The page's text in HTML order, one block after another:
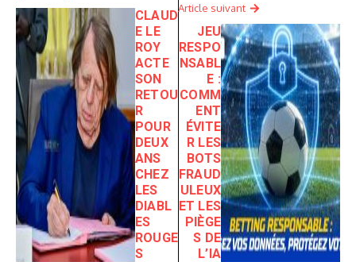
CLAUD
E LE
ROY
ACTE
SON
RETOU
R
POUR
DEUX
ANS
CHEZ
LES
DIABL
ES
ROUGE
S
Article suivant
JEU
RESPO
NSABL
E :
COMM
ENT
ÉVITE
R LES
BOTS
FRAUD
ULEUX
ET LES
PIÈGE
S DE
L’IA